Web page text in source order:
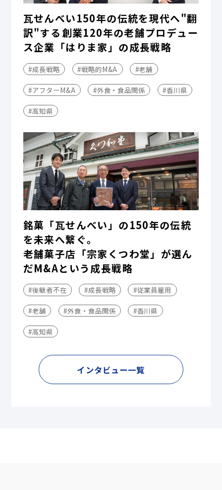
瓦せんべい150年の伝統を現代へ"翻
訳"する――創業120年の老舗プロデュー
ス企業「はりま家」の成長戦略
#成長戦略 #戦略的M&A #老舗
#アフターM&A #外食・食品関係 #香川県
#高知県
銘菓「瓦せんべい」の150年の伝統
を未来へ繋ぐ。
老舗菓子店「宗家くつわ堂」が選ん
だM&Aという成長戦略
#後継者不在 #成長戦略 #従業員雇用
#老舗 #外食・食品関係 #香川県
#高知県
インタビュー一覧